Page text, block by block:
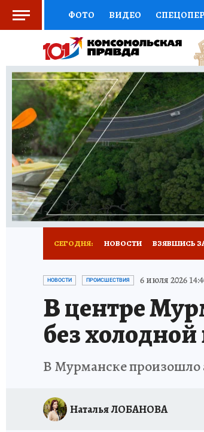
ФОТО ВИДЕО
СОЦПОДДЕРЖКА НАУКА
ВЫБОР ЭКСПЕРТОВ
КНИЖНАЯ ПОЛКА
ПРЕСС-ЦЕНТР
РАДИО КП РЕКЛАМА
СЕГОДНЯ: НОВОСТИ ВЗЯВШИСЬ
УКРАИНА: СВОДКА КП В
ЗАПОВЕДНАЯ РОССИЯ
НОВОСТИ ПРОИСШЕСТВИЯ 6 июля 2026
В центре
без
В Мурманске произошло
Наталья ЛОБАНОВА